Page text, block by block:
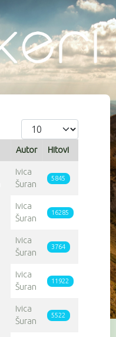
Prikaz #
Autor Hitovi
Ivica
Šuran
5845
Ivica
Šuran
16285
Ivica
Šuran
3764
Ivica
Šuran
11922
Ivica
Šuran
5522